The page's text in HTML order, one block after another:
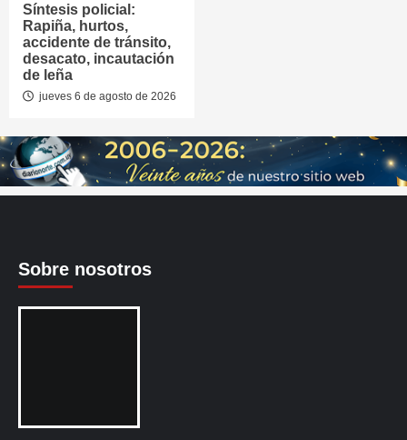
Síntesis policial:
Rapiña, hurtos,
accidente de tránsito,
desacato, incautación
de leña
jueves 6 de agosto de 2026
Sobre nosotros